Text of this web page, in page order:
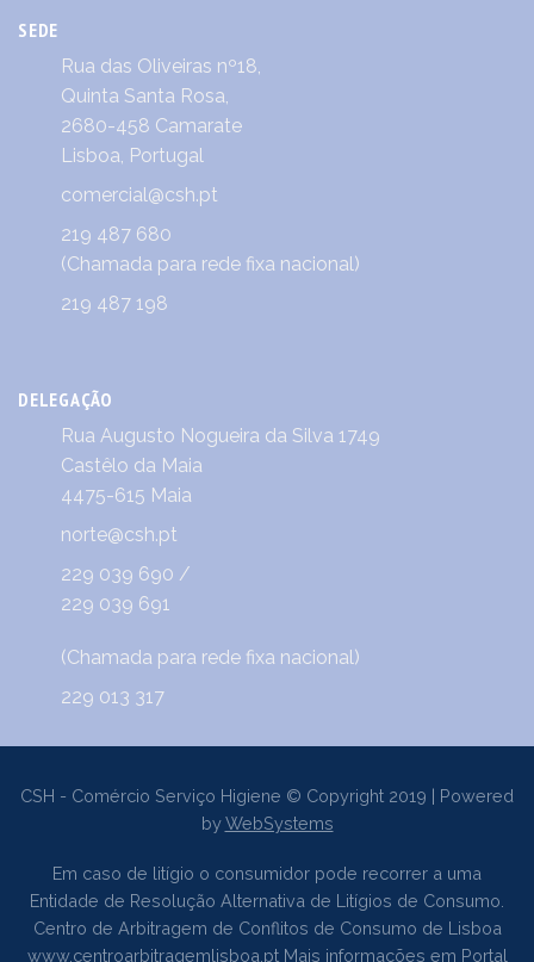
SEDE
Rua das Oliveiras nº18,
Quinta Santa Rosa,
2680-458 Camarate
Lisboa, Portugal
comercial@csh.pt
219 487 680
(Chamada para rede fixa nacional)
219 487 198
DELEGAÇÃO
Rua Augusto Nogueira da Silva 1749
Castêlo da Maia
4475-615 Maia
norte@csh.pt
229 039 690 /
229 039 691
(Chamada para rede fixa nacional)
229 013 317
CSH - Comércio Serviço Higiene © Copyright 2019 | Powered
byWebSystems
Em caso de litígio o consumidor pode recorrer a uma
Entidade de Resolução Alternativa de Litígios de Consumo.
Centro de Arbitragem de Conflitos de Consumo de Lisboa
www.centroarbitragemlisboa.ptMais informações em Portal